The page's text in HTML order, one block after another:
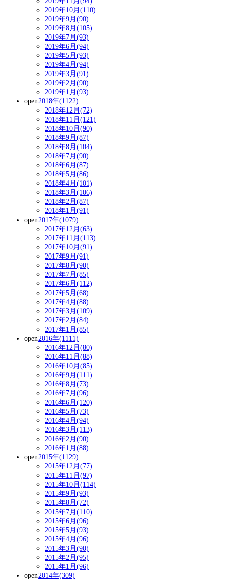
2019年10月(110)
2019年9月(90)
2019年8月(105)
2019年7月(93)
2019年6月(94)
2019年5月(93)
2019年4月(94)
2019年3月(91)
2019年2月(90)
2019年1月(93)
open2018年(1122)
2018年12月(72)
2018年11月(121)
2018年10月(90)
2018年9月(87)
2018年8月(104)
2018年7月(90)
2018年6月(87)
2018年5月(86)
2018年4月(101)
2018年3月(106)
2018年2月(87)
2018年1月(91)
open2017年(1079)
2017年12月(63)
2017年11月(113)
2017年10月(91)
2017年9月(91)
2017年8月(90)
2017年7月(85)
2017年6月(112)
2017年5月(68)
2017年4月(88)
2017年3月(109)
2017年2月(84)
2017年1月(85)
open2016年(1111)
2016年12月(80)
2016年11月(88)
2016年10月(85)
2016年9月(111)
2016年8月(73)
2016年7月(96)
2016年6月(120)
2016年5月(73)
2016年4月(94)
2016年3月(113)
2016年2月(90)
2016年1月(88)
open2015年(1129)
2015年12月(77)
2015年11月(97)
2015年10月(114)
2015年9月(93)
2015年8月(72)
2015年7月(110)
2015年6月(96)
2015年5月(93)
2015年4月(96)
2015年3月(90)
2015年2月(95)
2015年1月(96)
open2014年(309)